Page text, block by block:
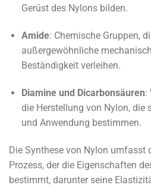
Gerüst des Nylons bilden.
Amide: Chemische Gruppen,
außergewöhnliche
Beständigkeit verleihen.
Diamine und Dicarbonsäuren:
die Herstellung von Nylon, die
und Anwendung bestimmen.
Die Synthese von Nylon umfasst
Prozess, der die Eigenschaften
bestimmt, darunter seine